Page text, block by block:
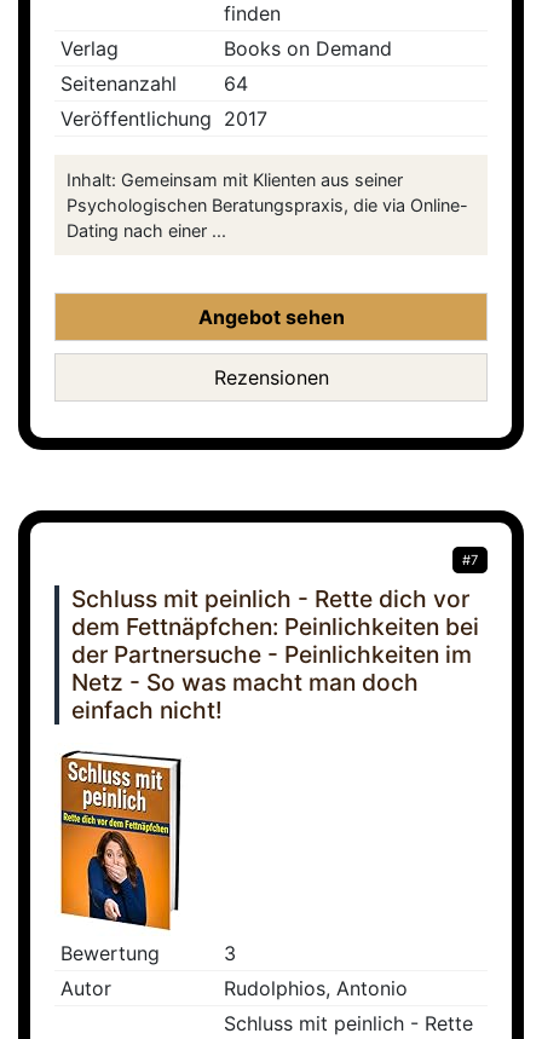
finden
Verlag
Books on Demand
Seitenanzahl
64
Veröffentlichung 2017
Inhalt: Gemeinsam mit Klienten aus seiner
Psychologischen Beratungspraxis, die via Online-
Dating nach einer ...
Angebot sehen
Rezensionen
#7
Schluss mit peinlich - Rette dich vor
dem Fettnäpfchen: Peinlichkeiten bei
der Partnersuche - Peinlichkeiten im
Netz - So was macht man doch
einfach nicht!
Bewertung
3
Autor
Rudolphios, Antonio
Schluss mit peinlich - Rette